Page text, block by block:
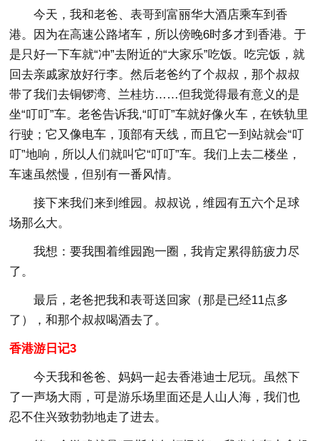
今天，我和老爸、表哥到富丽华大酒店乘车到香
港。因为在高速公路堵车，所以傍晚6时多才到香港。于
是只好一下车就“冲”去附近的“大家乐”吃饭。吃完饭，就
回去亲戚家放好行李。然后老爸约了个叔叔，那个叔叔
带了我们去铜锣湾、兰桂坊……但我觉得最有意义的是
坐“叮叮”车。老爸告诉我,“叮叮”车就好像火车，在铁轨里
行驶；它又像电车，顶部有天线，而且它一到站就会“叮
叮”地响，所以人们就叫它“叮叮”车。我们上去二楼坐，
车速虽然慢，但别有一番风情。
接下来我们来到维园。叔叔说，维园有五六个足球
场那么大。
我想：要我围着维园跑一圈，我肯定累得筋疲力尽
了。
最后，老爸把我和表哥送回家（那是已经11点多
了），和那个叔叔喝酒去了。
香港游日记3
今天我和爸爸、妈妈一起去香港迪士尼玩。虽然下
了一声场大雨，可是游乐场里面还是人山人海，我们也
忍不住兴致勃勃地走了进去。